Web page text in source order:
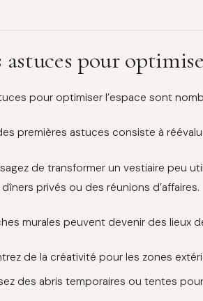
astuces pour
pour optimiser l’espace sont
premières astuces consiste à
de transformer un vestiaire peu
privés ou des réunions d’affaires.
murales peuvent devenir des lieux
de la créativité pour les zones
des abris temporaires ou tentes